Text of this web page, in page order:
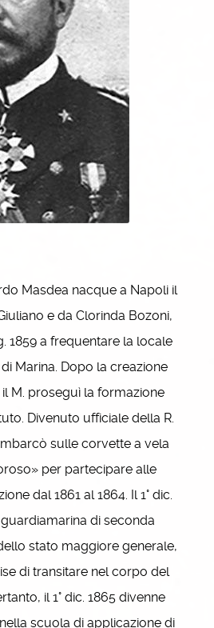
Masdea nacque a Napoli il
e da Clorinda Bozoni,
1859 a frequentare la locale
Marina. Dopo la creazione
il M. proseguì la formazione
Divenuto ufficiale della R.
sulle corvette a vela
per partecipare alle
dal 1861 al 1864. Il 1° dic.
di seconda
stato maggiore generale,
di transitare nel corpo del
il 1° dic. 1865 divenne
scuola di applicazione di